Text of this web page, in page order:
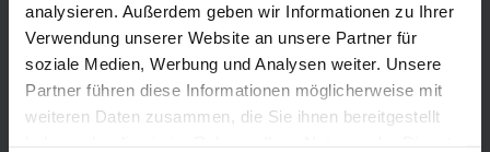
analysieren. Außerdem geben wir Informationen zu Ihrer
Verwendung unserer Website an unsere Partner für
soziale Medien, Werbung und Analysen weiter. Unsere
Partner führen diese Informationen möglicherweise mit
weiteren Daten zusammen, die Sie ihnen bereitgestellt
QR-Code scannen oder suche
bei Google nachhandyhaus.de